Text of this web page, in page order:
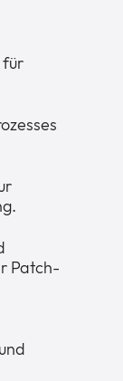
für
Patch-